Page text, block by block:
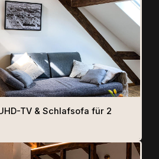
TV & Schlafsofa für 2